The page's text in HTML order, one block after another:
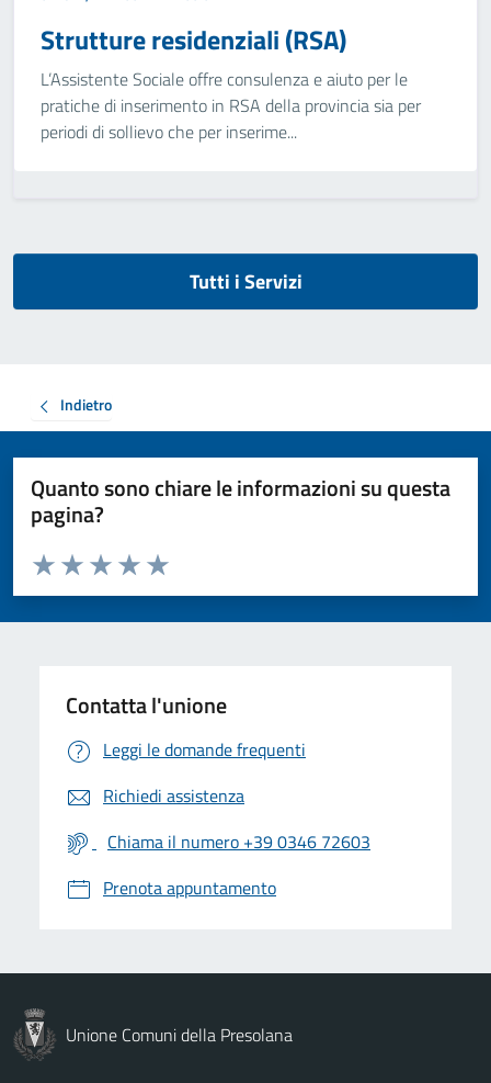
Strutture residenziali (RSA)
L’Assistente Sociale offre consulenza e aiuto per le
pratiche di inserimento in RSA della provincia sia per
periodi di sollievo che per inserime...
Tutti i Servizi
Indietro
Quanto sono chiare le informazioni su questa
pagina?
Valuta da 1 a 5 stelle la pagina
Valuta 5 stelle su 5
Valuta 4 stelle su 5
Valuta 3 stelle su 5
Valuta 2 stelle su 5
Valuta 1 stelle su 5
Contatta l'unione
Leggi le domande frequenti
Richiedi assistenza
Chiama il numero +39 0346 72603
Prenota appuntamento
Unione Comuni della Presolana